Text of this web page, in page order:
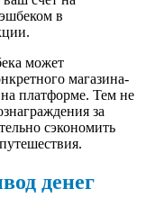
в
может
магазина-
платформе. Тем не
за
сэкономить
денег